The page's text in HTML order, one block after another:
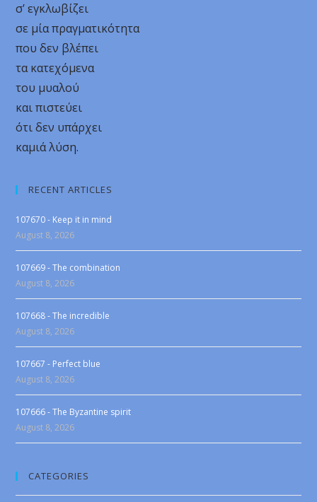
σ’ εγκλωβίζει
σε μία πραγματικότητα
που δεν βλέπει
τα κατεχόμενα
του μυαλού
και πιστεύει
ότι δεν υπάρχει
καμιά λύση.
RECENT ARTICLES
107670 - Keep it in mind
August 8, 2026
107669 - The combination
August 8, 2026
107668 - The incredible
August 8, 2026
107667 - Perfect blue
August 8, 2026
107666 - The Byzantine spirit
August 8, 2026
CATEGORIES